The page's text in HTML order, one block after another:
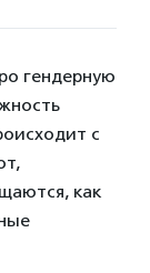
гендерную
с
как